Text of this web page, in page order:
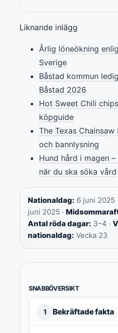
Liknande inlägg
Årlig löneökning
Sverige
Båstad kommun
Båstad 2026
Hot Sweet Chili
köpguide
The Texas Chainsaw
och bannlysning
Hund hård i magen
när du ska söka vård
Nationaldag: 6 juni 2025 ·
juni 2025 ·
Antal röda dagar: 3–4 ·
nationaldag: Vecka 23
SNABBÖVERSIKT
1 Bekräftade fakta